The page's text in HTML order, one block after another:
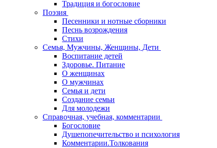
Традиция и богословие
Поэзия
Песенники и нотные сборники
Песнь возрождения
Стихи
Семья, Мужчины, Женщины, Дети
Воспитание детей
Здоровье. Питание
О женщинах
О мужчинах
Семья и дети
Создание семьи
Для молодежи
Справочная, учебная, комментарии
Богословие
Душепопечительство и психология
Комментарии.Толкования